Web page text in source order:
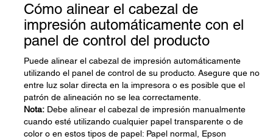
Cómo alinear el cabezal de
impresión automáticamente con el
panel de control del producto
Puede alinear el cabezal de impresión automáticamente
utilizando el panel de control de su producto. Asegure que no
entre luz solar directa en la impresora o es posible que el
patrón de alineación no se lea correctamente.
Nota: Debe alinear el cabezal de impresión manualmente
cuando esté utilizando cualquier papel transparente o de
color o en estos tipos de papel: Papel normal, Epson